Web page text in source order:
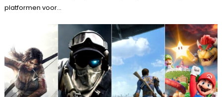
platformen voor...